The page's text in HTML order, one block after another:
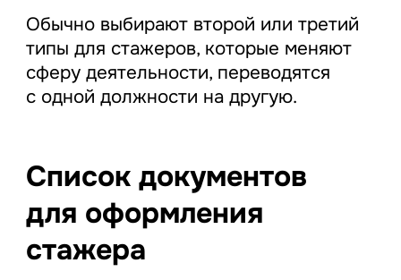
Обычно выбирают второй или третий
типы для стажеров, которые меняют
сферу деятельности, переводятся
с одной должности на другую.
Список документов
для оформления
стажера